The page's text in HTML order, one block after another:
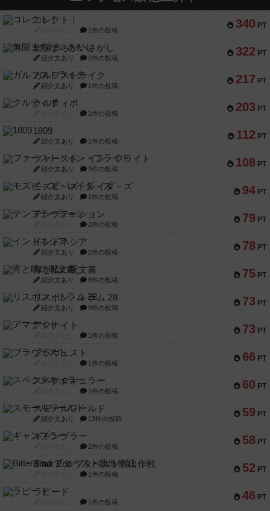
340 PT
コレクト！
1件の投稿
322 PT
無限まちがいさがし
紹介文あり 2件の投稿
217 PT
ガルフストライク
紹介文あり 1件の投稿
203 PT
クルティボ
1件の投稿
112 PT
1809
紹介文あり 1件の投稿
108 PT
ファースト・イン・フライト
紹介文あり 3件の投稿
94 PT
モズビ－ズ・レイダ－ズ
紹介文あり 1件の投稿
79 PT
テンプテーション
2件の投稿
78 PT
インドネシア
紹介文あり 2件の投稿
75 PT
宵と暁の呪文書
紹介文あり 8件の投稿
73 PT
リスボン・トラム 28
紹介文あり 9件の投稿
73 PT
アマナイト
1件の投稿
66 PT
ブラヴェスト
1件の投稿
60 PT
スペクタキュラー
1件の投稿
59 PT
スモールワールド
紹介文あり 13件の投稿
58 PT
ギャンブラー
2件の投稿
52 PT
Bitter End ブタペスト救出作戦
1件の投稿
46 PT
ラピード
1件の投稿